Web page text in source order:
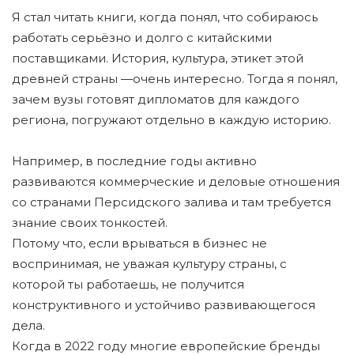
Я стал читать книги, когда понял, что собираюсь
работать серьёзно и долго с китайскими
поставщиками. История, культура, этикет этой
древней страны —очень интересно. Тогда я понял,
зачем вузы готовят дипломатов для каждого
региона, погружают отдельно в каждую историю.
Например, в последние годы активно
развиваются коммерческие и деловые отношения
со странами Персидского залива и там требуется
знание своих тонкостей.
Потому что, если врываться в бизнес не
воспринимая, не уважая культуру страны, с
которой ты работаешь, не получится
конструктивного и устойчиво развивающегося
дела.
Когда в 2022 году многие европейские бренды